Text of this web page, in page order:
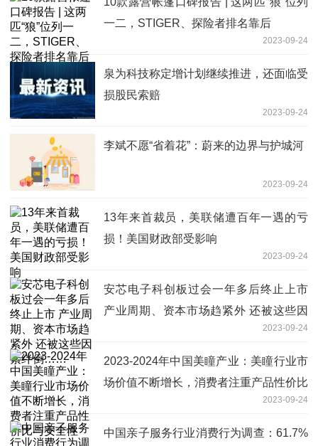
一二，STIGER、探险者排名靠后
2023-09-24
泉为科技称定增计划继续推进，还面临受
损股民索赔
2023-09-24
李斌不愿“省着花”：蔚来的边界与护城河
2023-09-24
13年来首裁员，美联储遭百年一遇的亏
损！美国财政部受影响
2023-09-24
安芯电子科创板过会一年多后终止上市
产业周期、资本市场趋紧外 还被这些因
2023-09-24
2023-2024年中国美瞳产业：美瞳行业市
场价值不断增长，消费者注重产品性价比
2023-09-24
中国亲子服务行业消费行为调查：61.7%